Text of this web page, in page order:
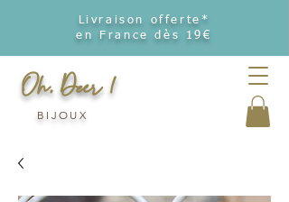
Livraison offerte*
en France dès 19€
Oh, Deer !
BIJOUX